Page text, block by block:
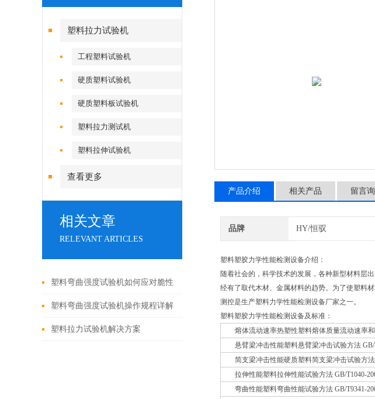
塑料拉力试验机
工程塑料试验机
硬质塑料试验机
硬质塑料板试验机
塑料拉力测试机
塑料拉伸试验机
查看更多
相关文章
RELEVANT ARTICLES
塑料弯曲强度试验机如何应对脆性
材料断裂瞬间？夹具与速度是关键
塑料弯曲强度试验机操作规程详解
塑料拉力试验机解决方案
产品介绍 相关产品 留言
品牌 HY/恒驭
塑料塑胶力学性能检测设备介绍：
随着社会的，科学技术的发展，各种新型材料层
经有了取代木材、金属材料的趋势。为了使塑料
测控是生产塑料力学性能检测设备厂家之一。
塑料塑胶力学性能检测设备及标准：
熔体流动速率热塑性塑料熔体质量流动速率和
悬臂梁冲击性能塑料悬臂梁冲击试验方法 GB/
简支梁冲击性能硬质塑料简支梁冲击试验方法
拉伸性能塑料拉伸性能试验方法 GB/T1040-
弯曲性能塑料弯曲性能试验方法 GB/T9341-